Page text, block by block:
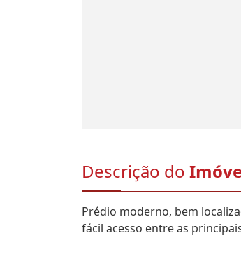
Descrição do
Prédio moderno, bem
fácil acesso entre as